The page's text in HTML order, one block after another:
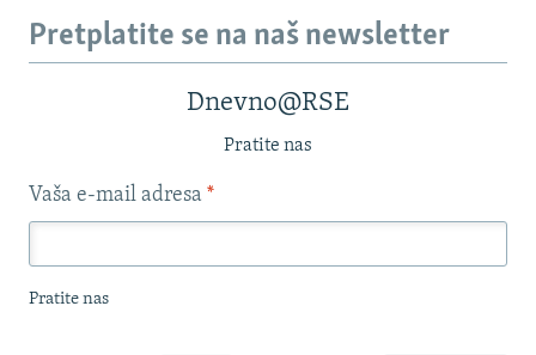
Pretplatite se na naš newsletter
Dnevno@RSE
Pratite nas
Vaša e-mail adresa *
Pratite nas